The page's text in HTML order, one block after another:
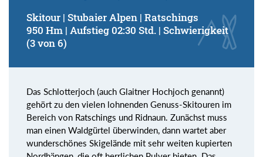
Skitour | Stubaier Alpen | Ratschings
950 Hm | Aufstieg 02:30 Std. | Schwierigkeit
(3 von 6)
Das Schlotterjoch (auch Glaitner Hochjoch genannt)
gehört zu den vielen lohnenden Genuss-Skitouren im
Bereich von Ratschings und Ridnaun. Zunächst muss
man einen Waldgürtel überwinden, dann wartet aber
wunderschönes Skigelände mit sehr weiten kupierten